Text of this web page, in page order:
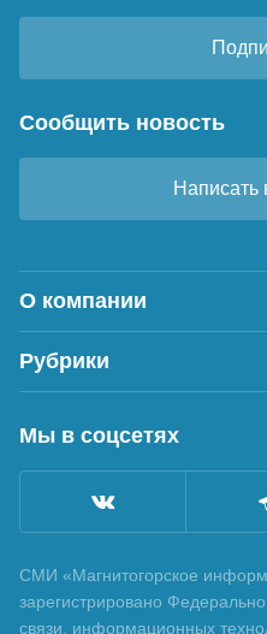
Сообщить новость
Написать
О компании
Рубрики
Мы в соцсетях
СМИ «Магнитогорское
зарегистрировано
связи, информационных